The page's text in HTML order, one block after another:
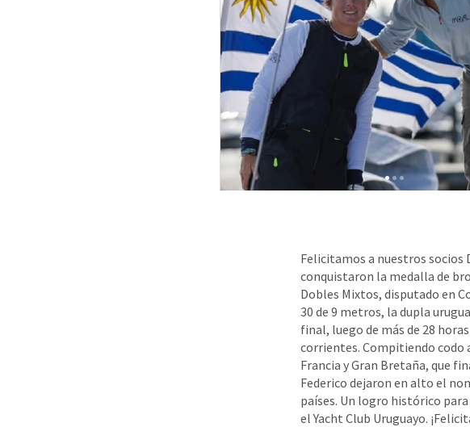
Felicitamos a nuestros socios
conquistaron la medalla de
Dobles Mixtos, disputado en
30 de 9 metros, la dupla
final, luego de más de 28
corrientes. Compitiendo codo
Francia y Gran Bretaña, que
Federico dejaron en alto el
países. Un logro histórico
el Yacht Club Uruguayo.